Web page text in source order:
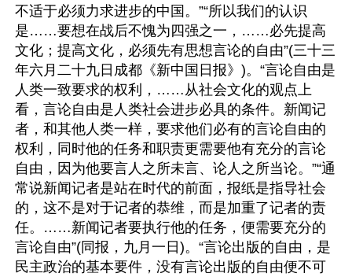
不适于必须力求进步的中国。”“所以我们的认识
是……要想在战后不愧为四强之一，……必先提高
文化；提高文化，必须先有思想言论的自由”(三十三
年六月二十九日成都《新中国日报》)。“言论自由是
人类一致要求的权利，……从社会文化的观点上
看，言论自由是人类社会进步必具的条件。新闻记
者，和其他人类一样，要求他们必有的言论自由的
权利，同时他的任务和职责更需要他有充分的言论
自由，因为他要言人之所未言、论人之所当论。”“通
常说新闻记者是站在时代的前面，报纸是指导社会
的，这不是对于记者的恭维，而是加重了记者的责
任。……新闻记者要执行他的任务，便需要充分的
言论自由”(同报，九月一日)。“言论出版的自由，是
民主政治的基本要件，没有言论出版的自由便不可